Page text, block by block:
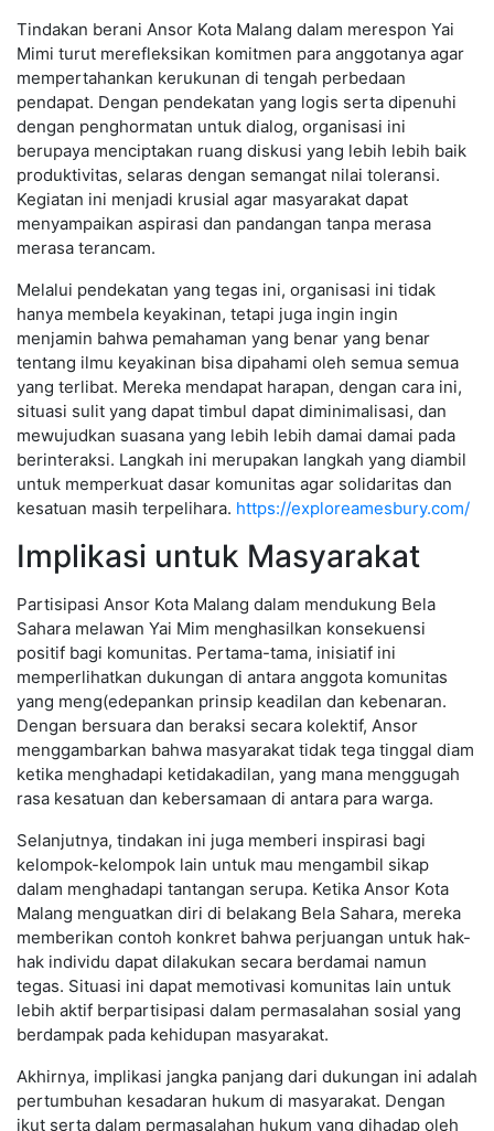
Tindakan berani Ansor Kota Malang dalam merespon Yai
Mimi turut merefleksikan komitmen para anggotanya agar
mempertahankan kerukunan di tengah perbedaan
pendapat. Dengan pendekatan yang logis serta dipenuhi
dengan penghormatan untuk dialog, organisasi ini
berupaya menciptakan ruang diskusi yang lebih lebih baik
produktivitas, selaras dengan semangat nilai toleransi.
Kegiatan ini menjadi krusial agar masyarakat dapat
menyampaikan aspirasi dan pandangan tanpa merasa
merasa terancam.
Melalui pendekatan yang tegas ini, organisasi ini tidak
hanya membela keyakinan, tetapi juga ingin ingin
menjamin bahwa pemahaman yang benar yang benar
tentang ilmu keyakinan bisa dipahami oleh semua semua
yang terlibat. Mereka mendapat harapan, dengan cara ini,
situasi sulit yang dapat timbul dapat diminimalisasi, dan
mewujudkan suasana yang lebih lebih damai damai pada
berinteraksi. Langkah ini merupakan langkah yang diambil
untuk memperkuat dasar komunitas agar solidaritas dan
kesatuan masih terpelihara. https://exploreamesbury.com/
Implikasi untuk Masyarakat
Partisipasi Ansor Kota Malang dalam mendukung Bela
Sahara melawan Yai Mim menghasilkan konsekuensi
positif bagi komunitas. Pertama-tama, inisiatif ini
memperlihatkan dukungan di antara anggota komunitas
yang meng(edepankan prinsip keadilan dan kebenaran.
Dengan bersuara dan beraksi secara kolektif, Ansor
menggambarkan bahwa masyarakat tidak tega tinggal diam
ketika menghadapi ketidakadilan, yang mana menggugah
rasa kesatuan dan kebersamaan di antara para warga.
Selanjutnya, tindakan ini juga memberi inspirasi bagi
kelompok-kelompok lain untuk mau mengambil sikap
dalam menghadapi tantangan serupa. Ketika Ansor Kota
Malang menguatkan diri di belakang Bela Sahara, mereka
memberikan contoh konkret bahwa perjuangan untuk hak-
hak individu dapat dilakukan secara berdamai namun
tegas. Situasi ini dapat memotivasi komunitas lain untuk
lebih aktif berpartisipasi dalam permasalahan sosial yang
berdampak pada kehidupan masyarakat.
Akhirnya, implikasi jangka panjang dari dukungan ini adalah
pertumbuhan kesadaran hukum di masyarakat. Dengan
ikut serta dalam permasalahan hukum yang dihadap oleh